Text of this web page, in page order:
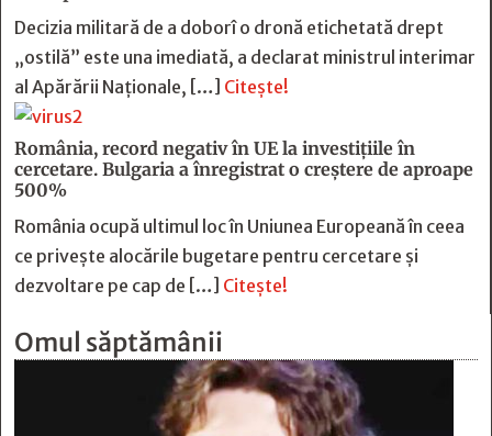
Decizia militară de a doborî o dronă etichetată drept
„ostilă” este una imediată, a declarat ministrul interimar
al Apărării Naţionale, […] Citește!
România, record negativ în UE la investițiile în
cercetare. Bulgaria a înregistrat o creștere de aproape
500%
România ocupă ultimul loc în Uniunea Europeană în ceea
ce privește alocările bugetare pentru cercetare și
dezvoltare pe cap de […] Citește!
Omul săptămânii